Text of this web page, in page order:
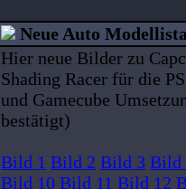
Neue Auto
Hier neue Bilder zu
Shading Racer für die
und Gamecube
bestätigt)
Bild 1 Bild 2 Bild 3 Bild
Bild 10 Bild 11 Bild 12